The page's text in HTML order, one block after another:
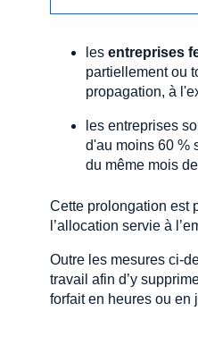
les entreprises
partiellement ou
propagation, à
les entreprises
d'au moins 60 %
du même mois
Cette prolongation est
l’allocation servie à
Outre les mesures ci-
travail afin d’y
forfait en heures ou en